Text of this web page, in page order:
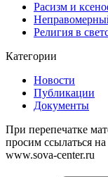
Расизм и
Религия в
Категории
Новости
Публикации
Документы
При перепечатке
просим ссылаться
www.sova-center.ru